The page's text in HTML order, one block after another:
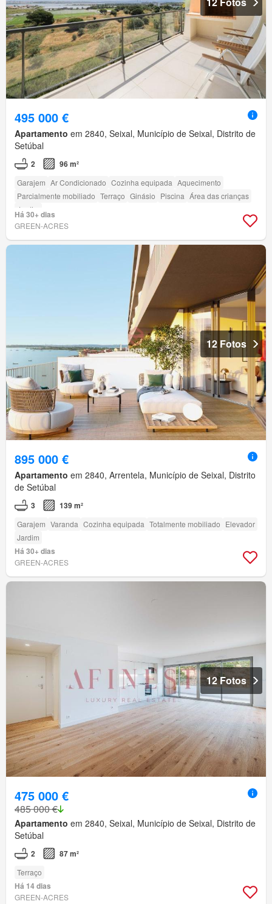
495 000 €
Apartamento em 2840, Seixal, Município de Seixal, Distrito de
Setúbal
2 96 m²
Garajem Ar Condicionado Cozinha equipada Aquecimento
Parcialmente mobiliado Terraço Ginásio Piscina Área das crianças
Jardim
Há 30+ dias
GREEN-ACRES
12 Fotos
895 000 €
Apartamento em 2840, Arrentela, Município de Seixal, Distrito
de Setúbal
3 139 m²
Garajem Varanda Cozinha equipada Totalmente mobiliado Elevador
Jardim
Há 30+ dias
GREEN-ACRES
12 Fotos
475 000 €
485 000 €
Apartamento em 2840, Seixal, Município de Seixal, Distrito de
Setúbal
2 87 m²
Terraço
Há 14 dias
GREEN-ACRES